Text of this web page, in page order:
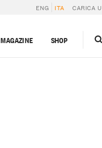
ENG ITA CARICA
MAGAZINE SHOP